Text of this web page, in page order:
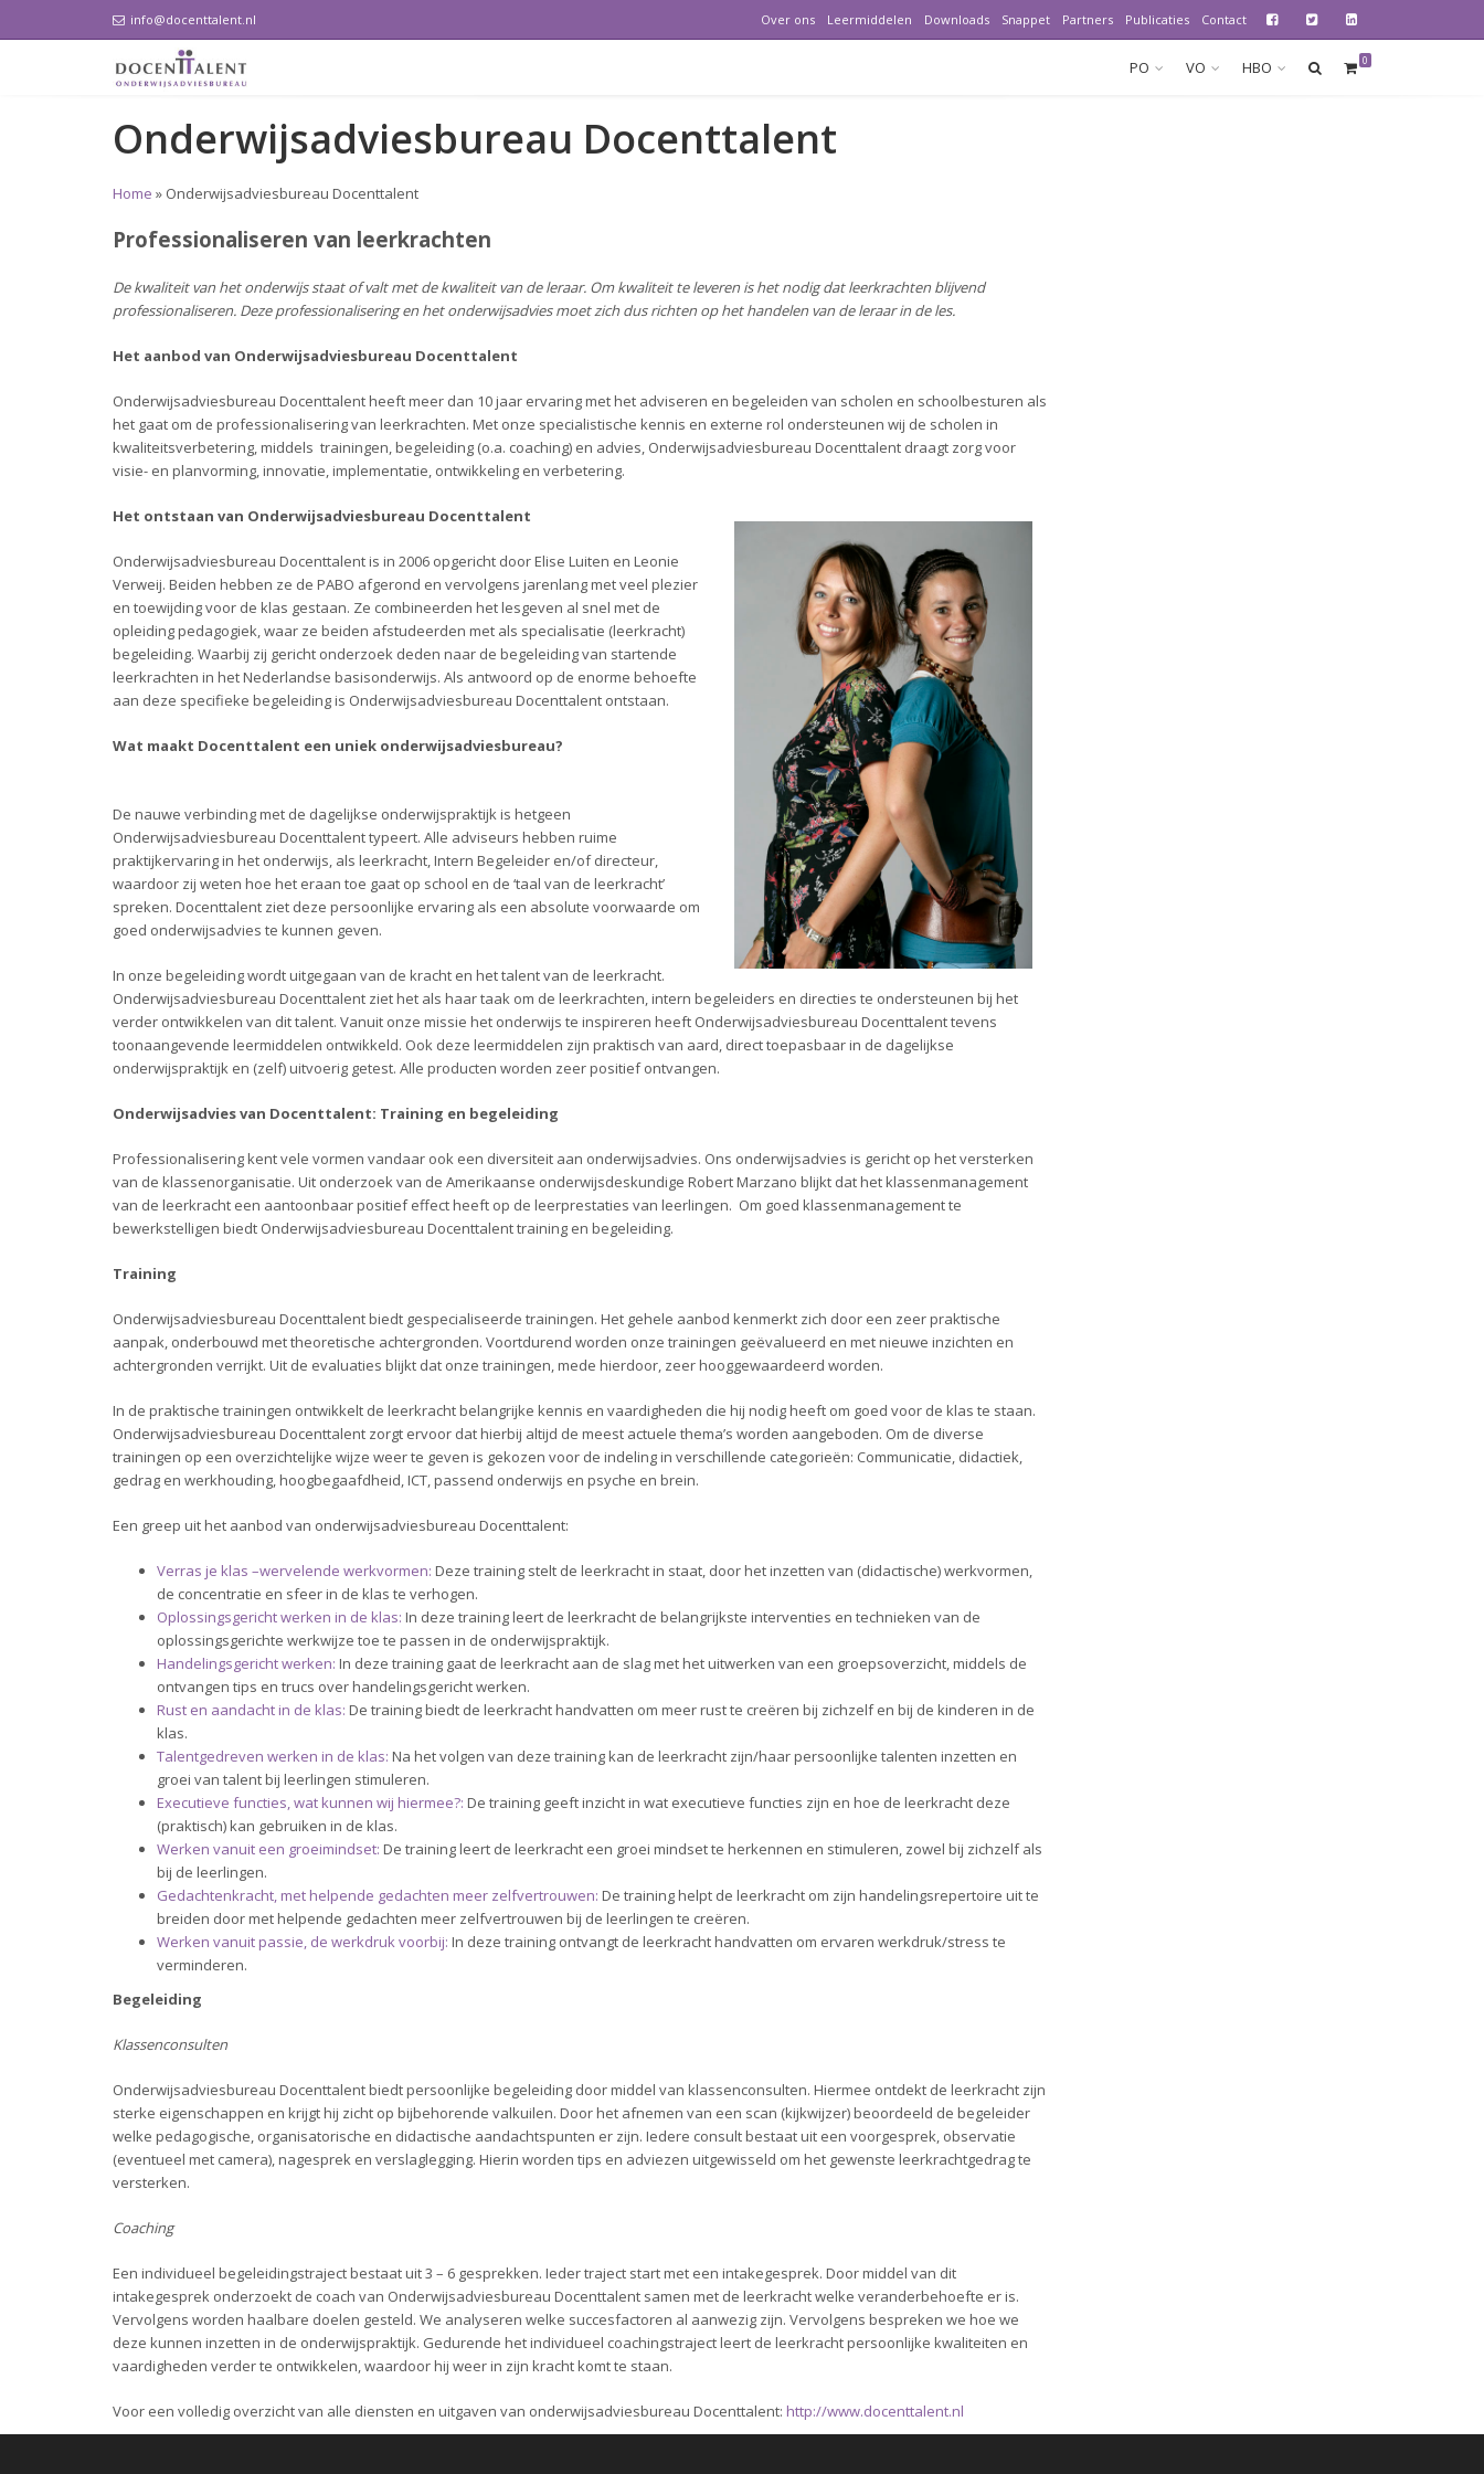
info@docenttalent.nl Over ons Leermiddelen Downloads Snappet Partners Publicaties Contact
PO VO HBO 0
Onderwijsadviesbureau Docenttalent
Home » Onderwijsadviesbureau Docenttalent
Professionaliseren van leerkrachten
De kwaliteit van het onderwijs staat of valt met de kwaliteit van de leraar. Om kwaliteit te leveren is het nodig dat leerkrachten blijvend
professionaliseren. Deze professionalisering en het onderwijsadvies moet zich dus richten op het handelen van de leraar in de les.
Het aanbod van Onderwijsadviesbureau Docenttalent
Onderwijsadviesbureau Docenttalent heeft meer dan 10 jaar ervaring met het adviseren en begeleiden van scholen en schoolbesturen als
het gaat om de professionalisering van leerkrachten. Met onze specialistische kennis en externe rol ondersteunen wij de scholen in
kwaliteitsverbetering, middels trainingen, begeleiding (o.a. coaching) en advies, Onderwijsadviesbureau Docenttalent draagt zorg voor
visie- en planvorming, innovatie, implementatie, ontwikkeling en verbetering.
Het ontstaan van Onderwijsadviesbureau Docenttalent
Onderwijsadviesbureau Docenttalent is in 2006 opgericht door Elise Luiten en Leonie
Verweij. Beiden hebben ze de PABO afgerond en vervolgens jarenlang met veel plezier
en toewijding voor de klas gestaan. Ze combineerden het lesgeven al snel met de
opleiding pedagogiek, waar ze beiden afstudeerden met als specialisatie (leerkracht)
begeleiding. Waarbij zij gericht onderzoek deden naar de begeleiding van startende
leerkrachten in het Nederlandse basisonderwijs. Als antwoord op de enorme behoefte
aan deze specifieke begeleiding is Onderwijsadviesbureau Docenttalent ontstaan.
Wat maakt Docenttalent een uniek onderwijsadviesbureau?
De nauwe verbinding met de dagelijkse onderwijspraktijk is hetgeen
Onderwijsadviesbureau Docenttalent typeert. Alle adviseurs hebben ruime
praktijkervaring in het onderwijs, als leerkracht, Intern Begeleider en/of directeur,
waardoor zij weten hoe het eraan toe gaat op school en de ‘taal van de leerkracht’
spreken. Docenttalent ziet deze persoonlijke ervaring als een absolute voorwaarde om
goed onderwijsadvies te kunnen geven.
In onze begeleiding wordt uitgegaan van de kracht en het talent van de leerkracht.
Onderwijsadviesbureau Docenttalent ziet het als haar taak om de leerkrachten, intern begeleiders en directies te ondersteunen bij het
verder ontwikkelen van dit talent. Vanuit onze missie het onderwijs te inspireren heeft Onderwijsadviesbureau Docenttalent tevens
toonaangevende leermiddelen ontwikkeld. Ook deze leermiddelen zijn praktisch van aard, direct toepasbaar in de dagelijkse
onderwijspraktijk en (zelf) uitvoerig getest. Alle producten worden zeer positief ontvangen.
Onderwijsadvies van Docenttalent: Training en begeleiding
Professionalisering kent vele vormen vandaar ook een diversiteit aan onderwijsadvies. Ons onderwijsadvies is gericht op het versterken
van de klassenorganisatie. Uit onderzoek van de Amerikaanse onderwijsdeskundige Robert Marzano blijkt dat het klassenmanagement
van de leerkracht een aantoonbaar positief effect heeft op de leerprestaties van leerlingen. Om goed klassenmanagement te
bewerkstelligen biedt Onderwijsadviesbureau Docenttalent training en begeleiding.
Training
Onderwijsadviesbureau Docenttalent biedt gespecialiseerde trainingen. Het gehele aanbod kenmerkt zich door een zeer praktische
aanpak, onderbouwd met theoretische achtergronden. Voortdurend worden onze trainingen geëvalueerd en met nieuwe inzichten en
achtergronden verrijkt. Uit de evaluaties blijkt dat onze trainingen, mede hierdoor, zeer hooggewaardeerd worden.
In de praktische trainingen ontwikkelt de leerkracht belangrijke kennis en vaardigheden die hij nodig heeft om goed voor de klas te staan.
Onderwijsadviesbureau Docenttalent zorgt ervoor dat hierbij altijd de meest actuele thema’s worden aangeboden. Om de diverse
trainingen op een overzichtelijke wijze weer te geven is gekozen voor de indeling in verschillende categorieën: Communicatie, didactiek,
gedrag en werkhouding, hoogbegaafdheid, ICT, passend onderwijs en psyche en brein.
Een greep uit het aanbod van onderwijsadviesbureau Docenttalent:
Verras je klas –wervelende werkvormen: Deze training stelt de leerkracht in staat, door het inzetten van (didactische) werkvormen,
de concentratie en sfeer in de klas te verhogen.
Oplossingsgericht werken in de klas: In deze training leert de leerkracht de belangrijkste interventies en technieken van de
oplossingsgerichte werkwijze toe te passen in de onderwijspraktijk.
Handelingsgericht werken: In deze training gaat de leerkracht aan de slag met het uitwerken van een groepsoverzicht, middels de
ontvangen tips en trucs over handelingsgericht werken.
Rust en aandacht in de klas: De training biedt de leerkracht handvatten om meer rust te creëren bij zichzelf en bij de kinderen in de
klas.
Talentgedreven werken in de klas: Na het volgen van deze training kan de leerkracht zijn/haar persoonlijke talenten inzetten en
groei van talent bij leerlingen stimuleren.
Executieve functies, wat kunnen wij hiermee?: De training geeft inzicht in wat executieve functies zijn en hoe de leerkracht deze
(praktisch) kan gebruiken in de klas.
Werken vanuit een groeimindset: De training leert de leerkracht een groei mindset te herkennen en stimuleren, zowel bij zichzelf als
bij de leerlingen.
Gedachtenkracht, met helpende gedachten meer zelfvertrouwen: De training helpt de leerkracht om zijn handelingsrepertoire uit te
breiden door met helpende gedachten meer zelfvertrouwen bij de leerlingen te creëren.
Werken vanuit passie, de werkdruk voorbij: In deze training ontvangt de leerkracht handvatten om ervaren werkdruk/stress te
verminderen.
Begeleiding
Klassenconsulten
Onderwijsadviesbureau Docenttalent biedt persoonlijke begeleiding door middel van klassenconsulten. Hiermee ontdekt de leerkracht zijn
sterke eigenschappen en krijgt hij zicht op bijbehorende valkuilen. Door het afnemen van een scan (kijkwijzer) beoordeeld de begeleider
welke pedagogische, organisatorische en didactische aandachtspunten er zijn. Iedere consult bestaat uit een voorgesprek, observatie
(eventueel met camera), nagesprek en verslaglegging. Hierin worden tips en adviezen uitgewisseld om het gewenste leerkrachtgedrag te
versterken.
Coaching
Een individueel begeleidingstraject bestaat uit 3 – 6 gesprekken. Ieder traject start met een intakegesprek. Door middel van dit
intakegesprek onderzoekt de coach van Onderwijsadviesbureau Docenttalent samen met de leerkracht welke veranderbehoefte er is.
Vervolgens worden haalbare doelen gesteld. We analyseren welke succesfactoren al aanwezig zijn. Vervolgens bespreken we hoe we
deze kunnen inzetten in de onderwijspraktijk. Gedurende het individueel coachingstraject leert de leerkracht persoonlijke kwaliteiten en
vaardigheden verder te ontwikkelen, waardoor hij weer in zijn kracht komt te staan.
Voor een volledig overzicht van alle diensten en uitgaven van onderwijsadviesbureau Docenttalent: http://www.docenttalent.nl